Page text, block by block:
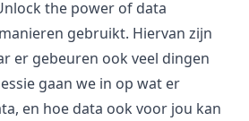
the power of data
gebruikt. Hiervan zijn
er gebeuren ook veel dingen
gaan we in op wat er
en hoe data ook voor jou kan